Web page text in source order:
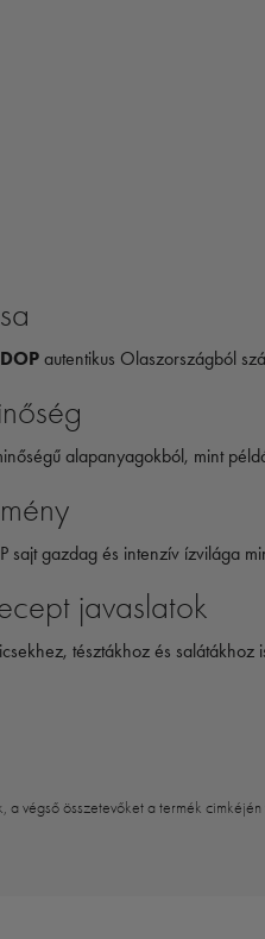
autentikus Olaszországból
alapanyagokból, mint
sajt gazdag és intenzív ízvilága
javaslatok
tésztákhoz és salátákhoz
a végső összetevőket a termék